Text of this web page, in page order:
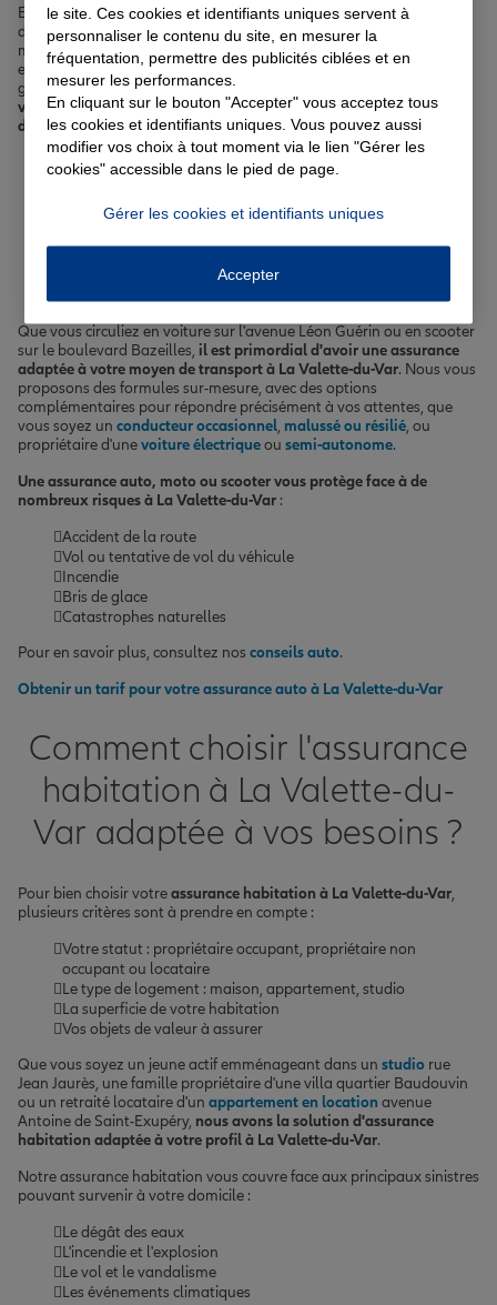
En choisissant Allianz comme partenaire d'assurance à La Valette-
du-Var, vous bénéficiez de l'expertise et du savoir-faire d'un leader
mondial de l'assurance. Nos agents présents dans la ville et ses
environs sont à votre écoute pour vous guider vers les meilleures
garanties au meilleur prix.Faites confiance à Allianz pour protéger
votre quotidien et construire sereinement vos projets à La Valette-
du-Var.
Votre assurance auto, moto
ou scooter à La Valette-du-
Var
Que vous circuliez en voiture sur l'avenue Léon Guérin ou en scooter
sur le boulevard Bazeilles, il est primordial d'avoir une assurance
adaptée à votre moyen de transport à La Valette-du-Var. Nous vous
proposons des formules sur-mesure, avec des options
complémentaires pour répondre précisément à vos attentes, que
vous soyez un conducteur occasionnel, malussé ou résilié, ou
propriétaire d'unevoiture électriqueou semi-autonome.
Une assurance auto, moto ou scooter vous protège face à de
nombreux risques à La Valette-du-Var :
Accident de la route
Vol ou tentative de vol du véhicule
Incendie
Bris de glace
Catastrophes naturelles
Pour en savoir plus, consultez nos conseils auto.
Obtenir un tarif pour votre assurance auto à La Valette-du-Var
Comment choisir l'assurance
habitation à La Valette-du-
Var adaptée à vos besoins ?
Pour bien choisir votreassurance habitation à La Valette-du-Var,
plusieurs critères sont à prendre en compte :
Votre statut : propriétaire occupant, propriétaire non
occupant ou locataire
Le type de logement : maison, appartement, studio
La superficie de votre habitation
Vos objets de valeur à assurer
Que vous soyez un jeune actif emménageant dans un studio rue
Jean Jaurès, une famille propriétaire d'une villa quartier Baudouvin
ou un retraité locataire d'un appartement en location avenue
Antoine de Saint-Exupéry, nous avons la solution d'assurance
habitation adaptée à votre profil à La Valette-du-Var.
Notre assurance habitation vous couvre face aux principaux sinistres
pouvant survenir à votre domicile :
Le dégât des eaux
L'incendie et l'explosion
Le vol et le vandalisme
Les événements climatiques
le site. Ces cookies et identifiants uniques servent à
personnaliser le contenu du site, en mesurer la
fréquentation, permettre des publicités ciblées et en
mesurer les performances.
En cliquant sur le bouton "Accepter" vous acceptez tous
les cookies et identifiants uniques. Vous pouvez aussi
modifier vos choix à tout moment via le lien "Gérer les
cookies" accessible dans le pied de page.
Gérer les cookies et identifiants uniques
Accepter